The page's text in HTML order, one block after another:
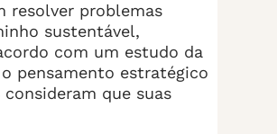
resolver problemas
sustentável,
com um estudo da
pensamento estratégico
que suas